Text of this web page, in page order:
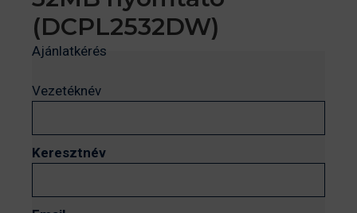
(DCPL2532DW)
Ajánlatkérés
Vezetéknév
Keresztnév